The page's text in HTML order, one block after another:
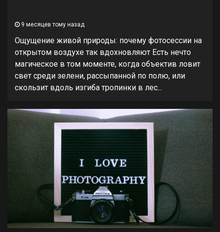
9 месяцев тому назад
Ощущение живой природы: почему фотосессии на
открытом воздухе так вдохновляют Есть нечто
магическое в том моменте, когда объектив ловит
свет среди зелени, рассыпанной по полю, или
скользит вдоль изгиба тропинки в лес...